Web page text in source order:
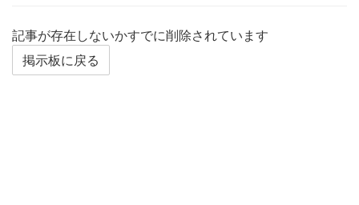
記事が存在しないかすでに削除されています
掲示板に戻る